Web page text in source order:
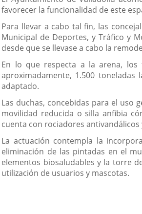
favorecer la funcionalidad de este
Para llevar a cabo tal fin, las
Municipal de Deportes, y Tráfico y
desde que se llevase a cabo la
En lo que respecta a la arena, los
aproximadamente, 1.500
adaptado.
Las duchas, concebidas para el uso
movilidad reducida o silla anfibia
cuenta con rociadores
La actuación contempla la
eliminación de las pintadas en el
elementos biosaludables y la torre
utilización de usuarios y mascotas.